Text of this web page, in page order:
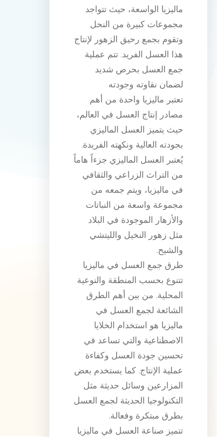
ماليزيا الواسعة، حيث تتواجد
مجموعات كبيرة من النحل
وتقوم بجمع رحيق الزهور لإنتاج
هذا العسل الفريد. تتم عملية
جمع العسل بحرص شديد
لضمان نقاوته وجودته
تعتبر ماليزيا واحدة من أهم
مصادر إنتاج العسل في العالم،
حيث يتميز العسل الماليزي
بجودته العالية ونكهته الفريدة.
يُعتبر العسل الماليزي جزءاً هاماً
من التراث الزراعي والثقافي
في ماليزيا، ويتم جمعه من
مجموعة واسعة من النباتات
والأزهار الموجودة في البلاد
مثل زهور النخيل والليتشي
والشيح.
طرق جمع العسل في ماليزيا
تتنوع بحسب المنطقة والنوعية
المحلية. من بين أهم الطرق
الشائعة لجمع العسل في
ماليزيا هو استخدام الخلايا
الاصطناعية والتي تساعد في
تحسين جودة العسل وكفاءة
عملية الإنتاج. كما يستخدم بعض
المزارعين وسائل حديثة مثل
التكنولوجيا الحديثة لجمع العسل
بطرق مبتكرة وفعالة.
تتميز صناعة العسل في ماليزيا